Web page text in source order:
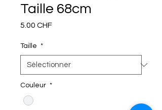
Taille 68cm
5.00 CHFPrix
Taille *
Couleur *